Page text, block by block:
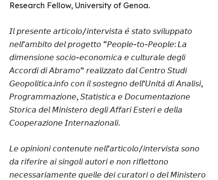
Research Fellow, University of Genoa.
𝘐𝘭 𝘱𝘳𝘦𝘴𝘦𝘯𝘵𝘦 𝘢𝘳𝘵𝘪𝘤𝘰𝘭𝘰/𝘪𝘯𝘵𝘦𝘳𝘷𝘪𝘴𝘵𝘢 𝘦̀ 𝘴𝘵𝘢𝘵𝘰 𝘴𝘷𝘪𝘭𝘶𝘱𝘱𝘢𝘵𝘰
𝘯𝘦𝘭𝘭’𝘢𝘮𝘣𝘪𝘵𝘰 𝘥𝘦𝘭 𝘱𝘳𝘰𝘨𝘦𝘵𝘵𝘰 “𝘗𝘦𝘰𝘱𝘭𝘦-𝘵𝘰-𝘗𝘦𝘰𝘱𝘭𝘦: 𝘓𝘢
𝘥𝘪𝘮𝘦𝘯𝘴𝘪𝘰𝘯𝘦 𝘴𝘰𝘤𝘪𝘰-𝘦𝘤𝘰𝘯𝘰𝘮𝘪𝘤𝘢 𝘦 𝘤𝘶𝘭𝘵𝘶𝘳𝘢𝘭𝘦 𝘥𝘦𝘨𝘭𝘪
𝘈𝘤𝘤𝘰𝘳𝘥𝘪 𝘥𝘪 𝘈𝘣𝘳𝘢𝘮𝘰” 𝘳𝘦𝘢𝘭𝘪𝘻𝘻𝘢𝘵𝘰 𝘥𝘢𝘭 𝘊𝘦𝘯𝘵𝘳𝘰 𝘚𝘵𝘶𝘥𝘪
𝘎𝘦𝘰𝘱𝘰𝘭𝘪𝘵𝘪𝘤𝘢.𝘪𝘯𝘧𝘰 𝘤𝘰𝘯 𝘪𝘭 𝘴𝘰𝘴𝘵𝘦𝘨𝘯𝘰 𝘥𝘦𝘭𝘭’𝘜𝘯𝘪𝘵𝘢̀ 𝘥𝘪 𝘈𝘯𝘢𝘭𝘪𝘴𝘪,
𝘗𝘳𝘰𝘨𝘳𝘢𝘮𝘮𝘢𝘻𝘪𝘰𝘯𝘦, 𝘚𝘵𝘢𝘵𝘪𝘴𝘵𝘪𝘤𝘢 𝘦 𝘋𝘰𝘤𝘶𝘮𝘦𝘯𝘵𝘢𝘻𝘪𝘰𝘯𝘦
𝘚𝘵𝘰𝘳𝘪𝘤𝘢 𝘥𝘦𝘭 𝘔𝘪𝘯𝘪𝘴𝘵𝘦𝘳𝘰 𝘥𝘦𝘨𝘭𝘪 𝘈𝘧𝘧𝘢𝘳𝘪 𝘌𝘴𝘵𝘦𝘳𝘪 𝘦 𝘥𝘦𝘭𝘭𝘢
𝘊𝘰𝘰𝘱𝘦𝘳𝘢𝘻𝘪𝘰𝘯𝘦 𝘐𝘯𝘵𝘦𝘳𝘯𝘢𝘻𝘪𝘰𝘯𝘢𝘭𝘪.
𝘓𝘦 𝘰𝘱𝘪𝘯𝘪𝘰𝘯𝘪 𝘤𝘰𝘯𝘵𝘦𝘯𝘶𝘵𝘦 𝘯𝘦𝘭𝘭’𝘢𝘳𝘵𝘪𝘤𝘰𝘭𝘰/𝘪𝘯𝘵𝘦𝘳𝘷𝘪𝘴𝘵𝘢 𝘴𝘰𝘯𝘰
𝘥𝘢 𝘳𝘪𝘧𝘦𝘳𝘪𝘳𝘦 𝘢𝘪 𝘴𝘪𝘯𝘨𝘰𝘭𝘪 𝘢𝘶𝘵𝘰𝘳𝘪 𝘦 𝘯𝘰𝘯 𝘳𝘪𝘧𝘭𝘦𝘵𝘵𝘰𝘯𝘰
𝘯𝘦𝘤𝘦𝘴𝘴𝘢𝘳𝘪𝘢𝘮𝘦𝘯𝘵𝘦 𝘲𝘶𝘦𝘭𝘭𝘦 𝘥𝘦𝘪 𝘤𝘶𝘳𝘢𝘵𝘰𝘳𝘪 𝘰 𝘥𝘦𝘭 𝘔𝘪𝘯𝘪𝘴𝘵𝘦𝘳𝘰